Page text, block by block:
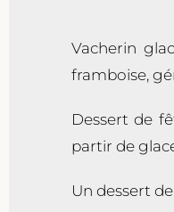
Vacherin
framboise,
Dessert de
partir de
Un dessert